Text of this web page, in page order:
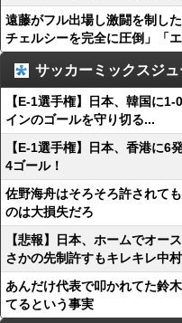
遠藤がフル出場し激闘を制し
チェルシーを完全に圧倒」「
サッカーミックスジュ
【E-1選手権】日本、韓国に
インのゴールを守り切る...
【E-1選手権】日本、香港に6
4ゴール！
佐野海舟はそろそろ許されて
のは大損失だろ
【悲報】日本、ホームでオー
さかの先制許すもキレキレ中
あんだけ代表で叩かれてた鈴
てるという事実